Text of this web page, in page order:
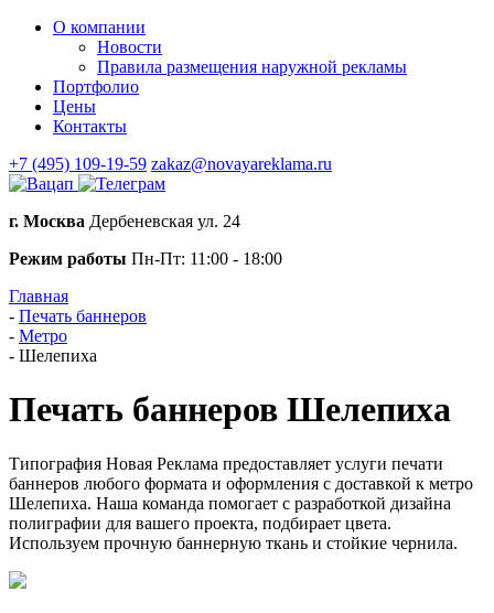
О компании
Новости
Правила размещения наружной рекламы
Портфолио
Цены
Контакты
+7 (495) 109-19-59 zakaz@novayareklama.ru
г. Москва Дербеневская ул. 24
Режим работы Пн-Пт: 11:00 - 18:00
Главная
- Печать баннеров
- Метро
- Шелепиха
Печать баннеров Шелепиха
Типография Новая Реклама предоставляет услуги печати
баннеров любого формата и оформления с доставкой к метро
Шелепиха. Наша команда помогает с разработкой дизайна
полиграфии для вашего проекта, подбирает цвета.
Используем прочную баннерную ткань и стойкие чернила.